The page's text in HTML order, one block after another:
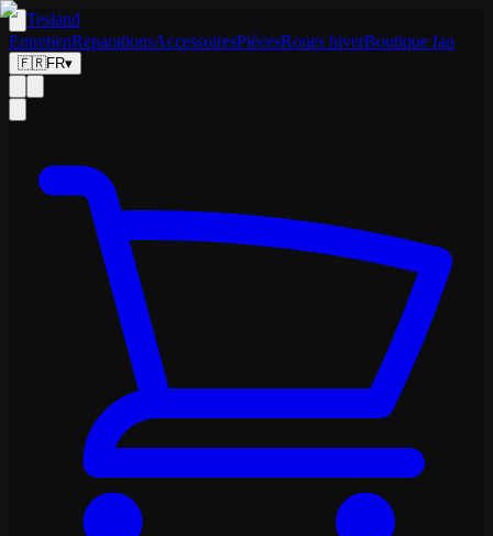
Tesland
EntretienReparationsAccessoiresPiècesRoues hiverBoutique fan
🇫🇷FR▾